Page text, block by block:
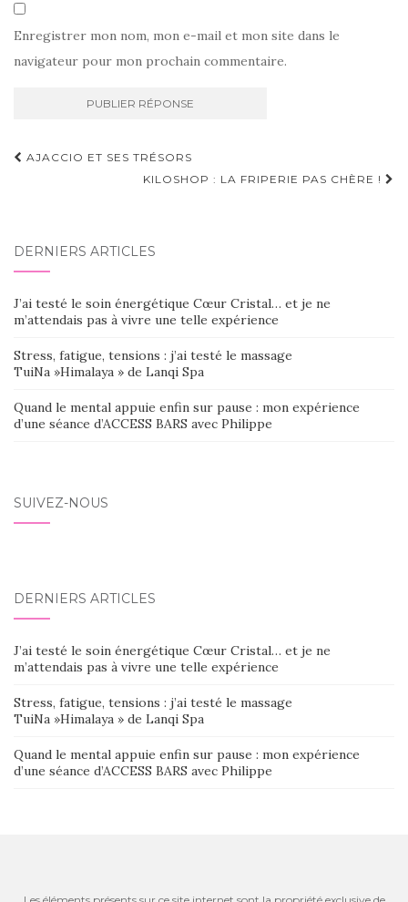
Enregistrer mon nom, mon e-mail et mon site dans le
navigateur pour mon prochain commentaire.
Navigation
AJACCIO ET SES TRÉSORS
KILOSHOP : LA FRIPERIE PAS CHÈRE !
DERNIERS ARTICLES
J’ai testé le soin énergétique Cœur Cristal… et je ne
m’attendais pas à vivre une telle expérience
Stress, fatigue, tensions : j’ai testé le massage
TuiNa »Himalaya » de Lanqi Spa
Quand le mental appuie enfin sur pause : mon expérience
d’une séance d’ACCESS BARS avec Philippe
SUIVEZ-NOUS
DERNIERS ARTICLES
J’ai testé le soin énergétique Cœur Cristal… et je ne
m’attendais pas à vivre une telle expérience
Stress, fatigue, tensions : j’ai testé le massage
TuiNa »Himalaya » de Lanqi Spa
Quand le mental appuie enfin sur pause : mon expérience
d’une séance d’ACCESS BARS avec Philippe